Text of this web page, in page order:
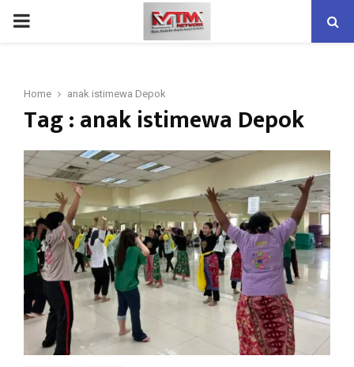
PRIMARY
Home anak istimewa Depok
Tag : anak istimewa Depok